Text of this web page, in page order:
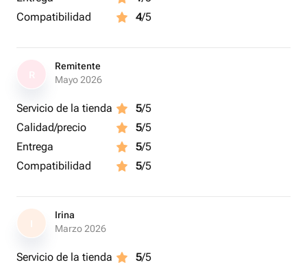
Compatibilidad
4/5
Remitente
Mayo 2026
Servicio de la tienda 5/5
Calidad/precio
5/5
Entrega
5/5
Compatibilidad
5/5
I
Irina
Marzo 2026
Servicio de la tienda 5/5